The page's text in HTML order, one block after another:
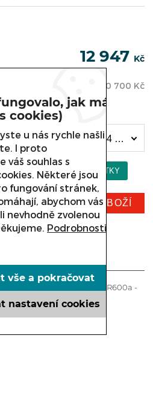
12 947 Kč
10 700 Kč
Mrazicí vana TEFCOLD, Tefcold FR 205 délka 734 mm (12 947 Kč)
KOUPIT ZBOŽÍ
třída N / T - chladivo R600a -
mm
jak má
cookies)
u nás rychle našli
I proto
váš souhlas s
Některé jsou
fungování stránek,
abychom vás
nevhodně zvolenou
Podrobnosti
nastavení cookies
vše a pokračovat